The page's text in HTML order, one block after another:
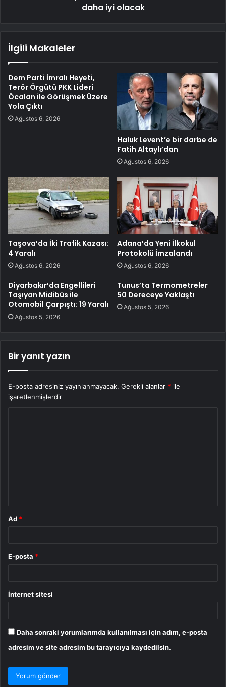
daha iyi olacak
İlgili Makaleler
Dem Parti İmralı Heyeti,
Terör Örgütü PKK Lideri
Öcalan ile Görüşmek Üzere
Yola Çıktı
Ağustos 6, 2026
Haluk Levent’e bir darbe de
Fatih Altaylı’dan
Ağustos 6, 2026
Taşova’da İki Trafik Kazası:
4 Yaralı
Ağustos 6, 2026
Adana’da Yeni İlkokul
Protokolü İmzalandı
Ağustos 6, 2026
Diyarbakır’da Engellileri
Taşıyan Midibüs ile
Otomobil Çarpıştı: 19 Yaralı
Ağustos 5, 2026
Tunus’ta Termometreler
50 Dereceye Yaklaştı
Ağustos 5, 2026
Bir yanıt yazın
E-posta adresiniz yayınlanmayacak. Gerekli alanlar * ile
işaretlenmişlerdir
Ad *
E-posta *
İnternet sitesi
Daha sonraki yorumlarımda kullanılması için adım, e-posta
adresim ve site adresim bu tarayıcıya kaydedilsin.